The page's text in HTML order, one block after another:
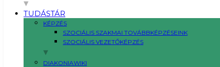
TUDÁSTÁR
KÉPZÉS
SZOCIÁLIS SZAKMAI TOVÁBBKÉPZÉSEINK
SZOCIÁLIS VEZETŐKÉPZÉS
DIAKONIAWIKI